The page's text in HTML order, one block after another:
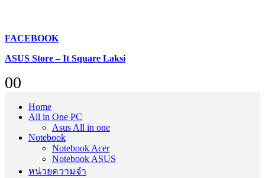
FACEBOOK
ASUS Store – It Square Laksi
00
Home
All in One PC
Asus All in one
Notebook
Notebook Acer
Notebook ASUS
หน่วยความจำ